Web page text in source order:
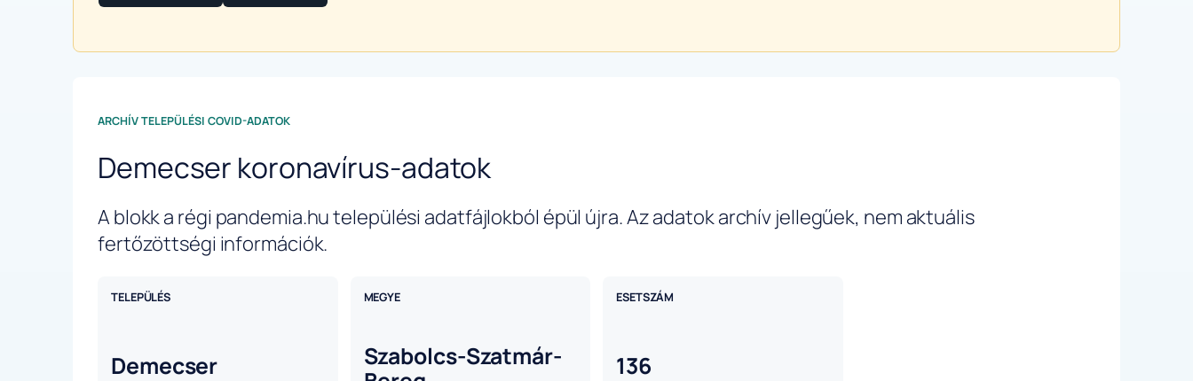
ARCHÍV TELEPÜLÉSI COVID-ADATOK
Demecser koronavírus-adatok
A blokk a régi pandemia.hu települési adatfájlokból épül újra. Az adatok archív jellegűek, nem aktuális
fertőzöttségi információk.
TELEPÜLÉS
Demecser
MEGYE
Szabolcs-Szatmár-
ESETSZÁM
136